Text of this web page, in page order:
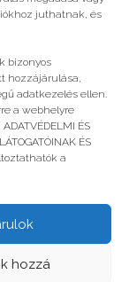
juthatnak, és
bizonyos
hozzájárulása,
adatkezelés ellen.
a webhelyre
ÉS
ÉS
a
hozzá